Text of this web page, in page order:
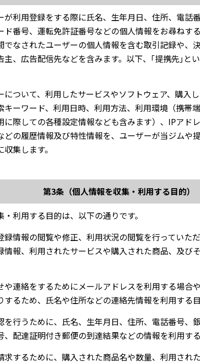
が利用登録をする際に氏名、生年月日、住所、電話
ド番号、運転免許証番号などの個人情報をお尋ねす
でなされたユーザーの個人情報を含む取引記録や、
主、広告配信先などを含みます。以下、｢提携先｣と
について、利用したサービスやソフトウェア、購入
キーワード、利用日時、利用方法、利用環境（携帯
に際しての各種設定情報なども含みます）、IPアド
どの履歴情報及び特性情報を、ユーザーが当ジムや
集します。
第3条（個人情報を収集・利用する目的）
利用する目的は、以下の通りです。
録情報の閲覧や修正、利用状況の閲覧を行っていた
情報、利用されたサービスや購入された商品、及び
や連絡をするためにメールアドレスを利用する場合
するため、氏名や住所などの連絡先情報を利用する
を行うために、氏名、生年月日、住所、電話番号、
、配達証明付き郵便の到達結果などの情報を利用す
求するために、購入された商品名や数量、利用され